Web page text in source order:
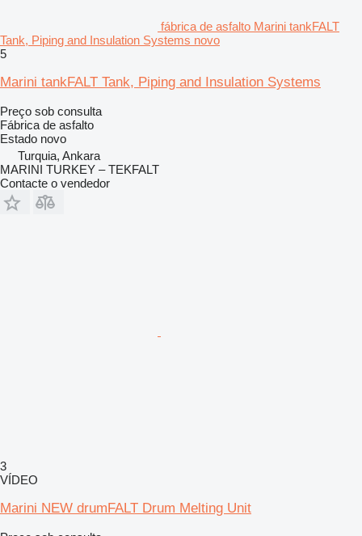
fábrica de asfalto Marini tankFALT
Tank, Piping and Insulation Systems novo
5
Marini tankFALT Tank, Piping and Insulation Systems
Preço sob consulta
Fábrica de asfalto
Estado novo
Turquia, Ankara
MARINI TURKEY – TEKFALT
Contacte o vendedor
3
VÍDEO
Marini NEW drumFALT Drum Melting Unit